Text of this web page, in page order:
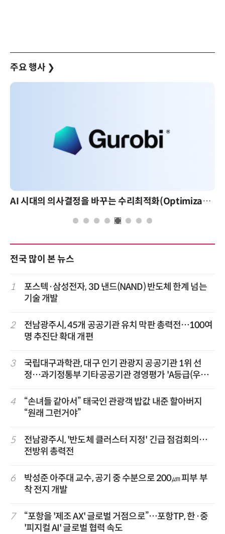
주요 행사 ❯
AI 시대의 의사결정을 바꾸는 수리최적화(Optimization): 실제 산업 적용 사례와 활용 전략
전국 많이 본 뉴스
1
포스텍·삼성전자, 3D 낸드(NAND) 반도체 한계 넘는
기술 개발
2
전남광주시, 45개 공공기관 유치 막판 총력전…100여
명 추진단 확대 개편
3
국립대구과학관, 대구 인기 관광지 공공기관 1위 선
정…과기정통부 기타공공기관 경영평가 'A등급(우수)'
4
“손녀들 같아서” 태국인 관광객 밥값 내준 할아버지
“원래 그런거야”
5
전남광주시, '반도체 클러스터 지정' 긴급 점검회의…
전방위 총력전
6
박성준 아주대 교수, 공기 중 수분으로 200㎛ 피부 부
착 전지 개발
7
“포항을 '제조 AX' 글로벌 거점으로”…포항TP, 한·중
'피지컬 AI' 글로벌 협력 속도